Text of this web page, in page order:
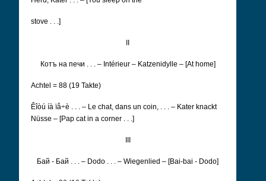
stove . . .]
Котъ на печи . . . – Intérieur – Katzenidylle – [At home]
Achtel = 88 (19 Takte)
Êîòú íà ïå÷è . . . – Le chat, dans un coin, . . . – Kater knackt
Nüsse – [Pap cat in a corner . . .]
Бай - Бай . . . – Dodo . . . – Wiegenlied – [Bai-bai - Dodo]